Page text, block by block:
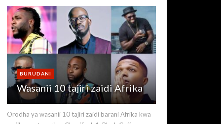
BURUDANI
Wasanii 10 tajiri zaidi Afrika
Orodha ya wasanii 10 tajiri zaidi barani Afrika kwa